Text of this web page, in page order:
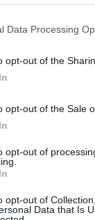
Data Processing
opt-out of the
opt-out of the Sale
opt-out of
opt-out of
Data that Is
il
nella
impegnato
la
europeo.
anche dal
In questa